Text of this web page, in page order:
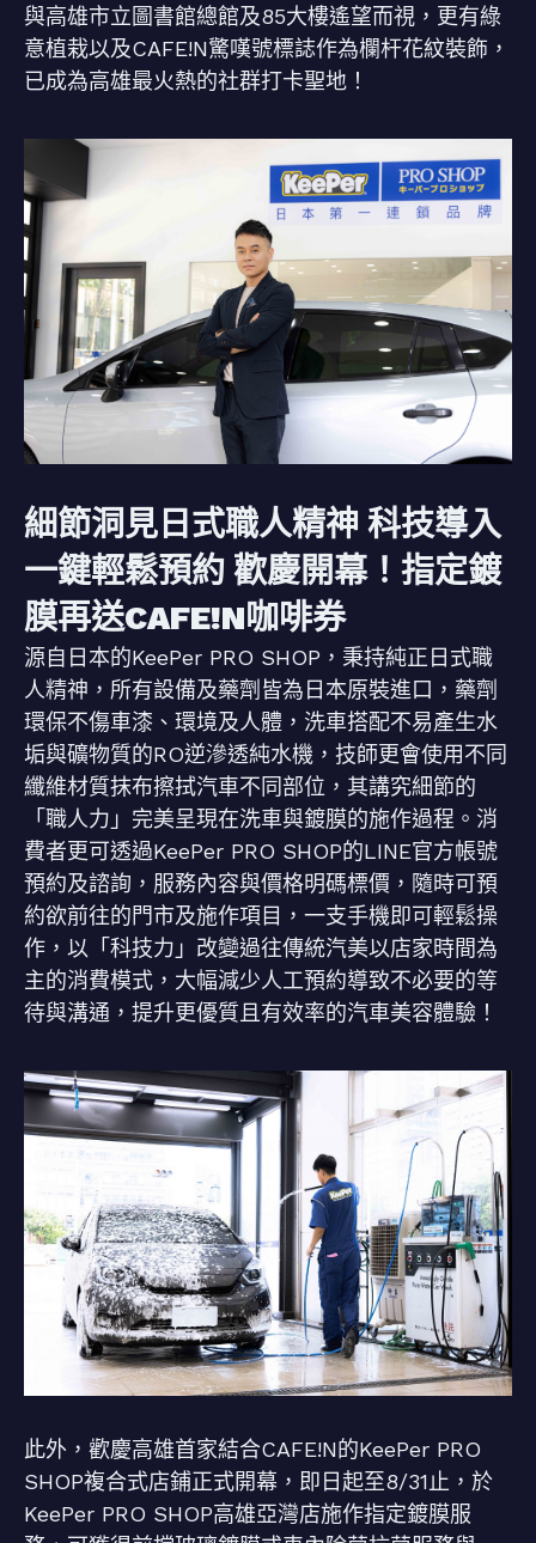
與高雄市立圖書館總館及85大樓遙望而視，更有綠
意植栽以及CAFE!N驚嘆號標誌作為欄杆花紋裝飾，
已成為高雄最火熱的社群打卡聖地！
細節洞見日式職人精神 科技導入
一鍵輕鬆預約 歡慶開幕！指定鍍
膜再送CAFE!N咖啡券
源自日本的KeePer PRO SHOP，秉持純正日式職
人精神，所有設備及藥劑皆為日本原裝進口，藥劑
環保不傷車漆、環境及人體，洗車搭配不易產生水
垢與礦物質的RO逆滲透純水機，技師更會使用不同
纖維材質抹布擦拭汽車不同部位，其講究細節的
「職人力」完美呈現在洗車與鍍膜的施作過程。消
費者更可透過KeePer PRO SHOP的LINE官方帳號
預約及諮詢，服務內容與價格明碼標價，隨時可預
約欲前往的門市及施作項目，一支手機即可輕鬆操
作，以「科技力」改變過往傳統汽美以店家時間為
主的消費模式，大幅減少人工預約導致不必要的等
待與溝通，提升更優質且有效率的汽車美容體驗！
此外，歡慶高雄首家結合CAFE!N的KeePer PRO
SHOP複合式店鋪正式開幕，即日起至8/31止，於
KeePer PRO SHOP高雄亞灣店施作指定鍍膜服